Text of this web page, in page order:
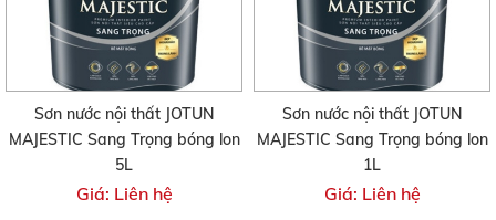
Sơn nước nội thất JOTUN
MAJESTIC Sang Trọng bóng lon
5L
Giá: Liên hệ
Sơn nước nội thất JOTUN
MAJESTIC Sang Trọng bóng lon
1L
Giá: Liên hệ